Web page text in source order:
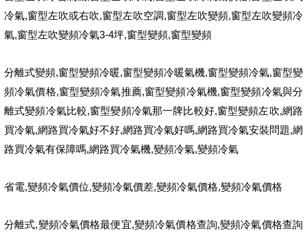
冷氣,窗型左吹或右吹,窗型左吹空調,窗型左吹變頻,窗型左吹變頻冷
氣,窗型左吹變頻冷氣3-4坪,窗型變頻,窗型變頻
分離式變頻,窗型變頻冷暖,窗型變頻冷暖氣機,窗型變頻冷氣,窗型變
頻冷氣價格,窗型變頻冷氣推薦,窗型變頻冷氣機,窗型變頻冷氣與分
離式變頻冷氣比較,窗型變頻冷氣那一牌比較好,窗型變頻左吹,網路
買冷氣,網路買冷氣好不好,網路買冷氣好嗎,網路買冷氣安裝問題,網
路買冷氣有保障嗎,網路買冷氣機,變頻冷氣,變頻冷氣
省電,變頻冷氣價位,變頻冷氣價差,變頻冷氣價格,變頻冷氣價格
分離式,變頻冷氣價格最便宜,變頻冷氣價格查詢,變頻冷氣價格查詢